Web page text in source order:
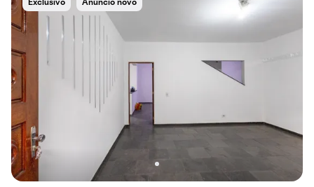
Exclusivo Anúncio novo